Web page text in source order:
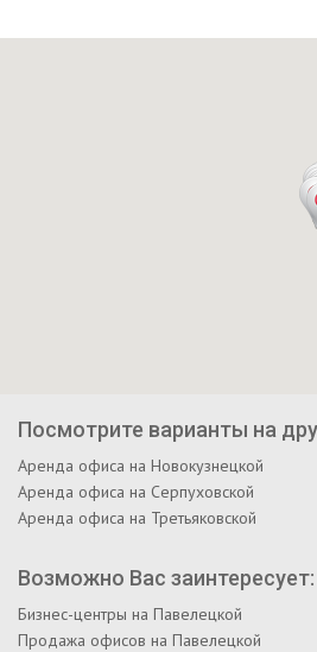
Посмотрите варианты на
Аренда офиса на Новокузнецкой
Аренда офиса на Серпуховской
Аренда офиса на Третьяковской
Возможно Вас заинтересует:
Бизнес-центры на Павелецкой
Продажа офисов на Павелецкой